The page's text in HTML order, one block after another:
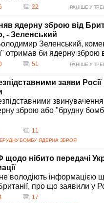
22 РАНІШЕ У
ядерну зброю від
- Зеленський
Зеленський,
би ядерну зброю
51 РАНІШЕ У
заяви
зброю або "брудну
11
БОМБУ ЯДЕРНА ЗБРОЯ
нібито передачі
володіють інформацією
про що заявили у
17